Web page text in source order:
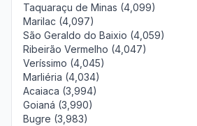
Taquaraçu de Minas (4,099)
Marilac (4,097)
São Geraldo do Baixio (4,059)
Ribeirão Vermelho (4,047)
Veríssimo (4,045)
Marliéria (4,034)
Acaiaca (3,994)
Goianá (3,990)
Bugre (3,983)